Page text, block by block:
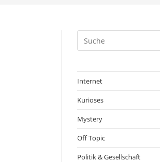
Internet
Kurioses
Mystery
Off Topic
Politik & Gesellschaft